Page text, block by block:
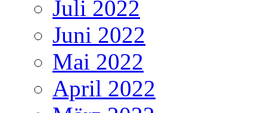
Juli 2022
Juni 2022
Mai 2022
April 2022